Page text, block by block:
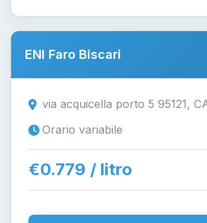
ENI Faro Biscari
via acquicella porto 5 95121,
Orario variabile
€0.779 / litro